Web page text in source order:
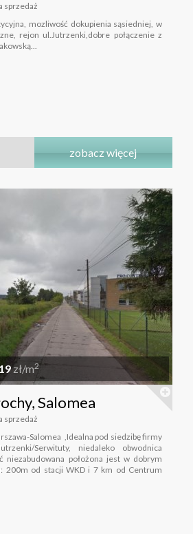
sprzedaż
mozliwość dokupienia sąsiedniej, w
rejon ul.Jutrzenki,dobre połączenie z
zobacz więcej
zł/m2
Salomea
sprzedaż
Salomea ,Idealna pod siedzibę firmy
Serwituty, niedaleko obwodnica
niezabudowana położona jest w dobrym
200m od stacji WKD i 7 km od Centrum